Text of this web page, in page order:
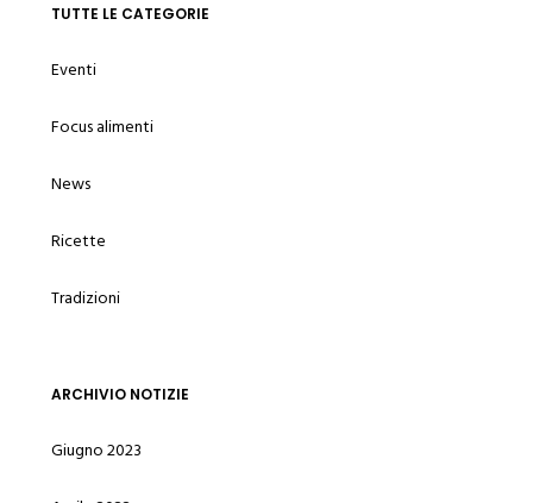
TUTTE LE CATEGORIE
Eventi
Focus alimenti
News
Ricette
Tradizioni
ARCHIVIO NOTIZIE
Giugno 2023